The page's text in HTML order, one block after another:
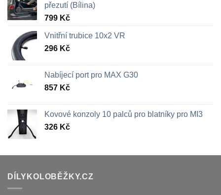
přezutí (Bílina)
799 Kč
Vnitřní trubice 10x2 VR
296 Kč
Nabíjecí port pro MAX G30
857 Kč
Kovové konzoly 10 palců pro blatníky pro MI3
326 Kč
DÍLYKOLOBĚŽKY.CZ